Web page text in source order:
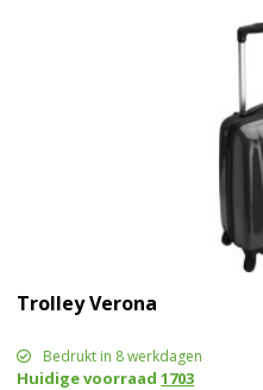
Trolley Verona
Bedrukt in 8 werkdagen
Huidige voorraad1703